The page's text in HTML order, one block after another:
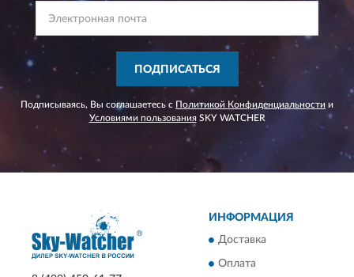
ПОДПИСАТЬСЯ
Подписываясь, Вы соглашаетесь с Политикой Конфиденциальности и
Условиями пользованияSKY WATCHER
ИНФОРМАЦИЯ
Доставка
Оплата